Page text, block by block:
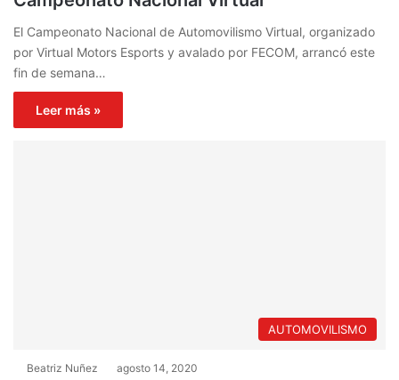
El Campeonato Nacional de Automovilismo Virtual, organizado
por Virtual Motors Esports y avalado por FECOM, arrancó este
fin de semana…
Leer más »
AUTOMOVILISMO
Beatriz Nuñez agosto 14, 2020